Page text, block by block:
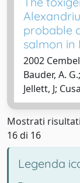
probable
salmon in
2002
Bauder, A.
Jellett, J;
Mostrati
16 di 16
Legenda